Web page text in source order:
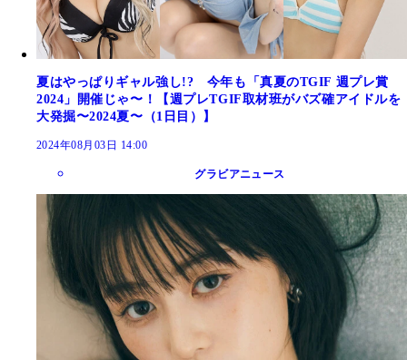
夏はやっぱりギャル強し!? 今年も「真夏のTGIF 週プレ賞
2024」開催じゃ〜！【週プレTGIF取材班がバズ確アイドルを
大発掘〜2024夏〜（1日目）】
2024年08月03日 14:00
グラビアニュース